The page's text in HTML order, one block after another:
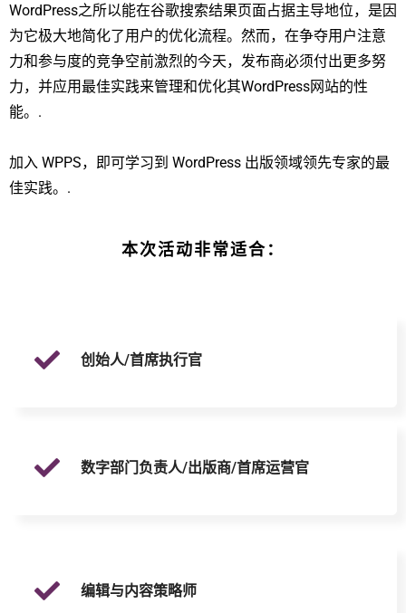
WordPress之所以能在谷歌搜索结果页面占据主导地位，是因
为它极大地简化了用户的优化流程。然而，在争夺用户注意
力和参与度的竞争空前激烈的今天，发布商必须付出更多努
力，并应用最佳实践来管理和优化其WordPress网站的性
能。.
加入 WPPS，即可学习到 WordPress 出版领域领先专家的最
佳实践。.
本次活动非常适合：
创始人/首席执行官
数字部门负责人/出版商/首席运营官
编辑与内容策略师